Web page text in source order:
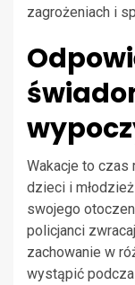
zagrożeniach i
Wakacje to czas
dzieci i
swojego
policjanci
zachowanie w
wystąpić